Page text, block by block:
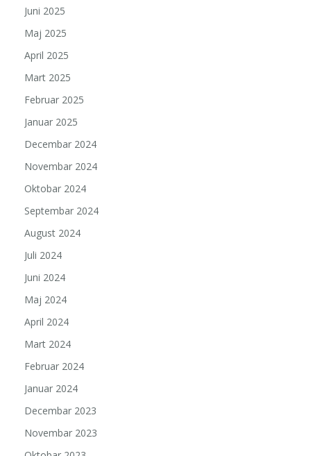
Juni 2025
Maj 2025
April 2025
Mart 2025
Februar 2025
Januar 2025
Decembar 2024
Novembar 2024
Oktobar 2024
Septembar 2024
August 2024
Juli 2024
Juni 2024
Maj 2024
April 2024
Mart 2024
Februar 2024
Januar 2024
Decembar 2023
Novembar 2023